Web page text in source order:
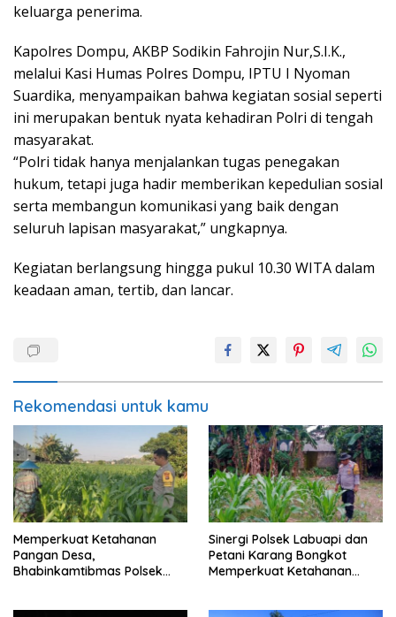
keluarga penerima.
Kapolres Dompu, AKBP Sodikin Fahrojin Nur,S.I.K.,
melalui Kasi Humas Polres Dompu, IPTU I Nyoman
Suardika, menyampaikan bahwa kegiatan sosial seperti
ini merupakan bentuk nyata kehadiran Polri di tengah
masyarakat.
“Polri tidak hanya menjalankan tugas penegakan
hukum, tetapi juga hadir memberikan kepedulian sosial
serta membangun komunikasi yang baik dengan
seluruh lapisan masyarakat,” ungkapnya.
Kegiatan berlangsung hingga pukul 10.30 WITA dalam
keadaan aman, tertib, dan lancar.
Rekomendasi untuk kamu
Memperkuat Ketahanan
Pangan Desa,
Bhabinkamtibmas Polsek
Sinergi Polsek Labuapi dan
Petani Karang Bongkot
Memperkuat Ketahanan